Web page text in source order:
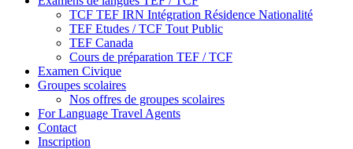
TCF TEF IRN Intégration Résidence Nationalité
TEF Etudes / TCF Tout Public
TEF Canada
Cours de préparation TEF / TCF
Examen Civique
Groupes scolaires
Nos offres de groupes scolaires
For Language Travel Agents
Contact
Inscription